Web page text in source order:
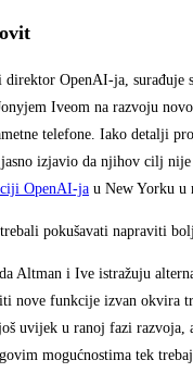
direktor OpenAI-ja, surađuje
Iveom na razvoju
telefone. Iako detalji
izjavio da njihov cilj
OpenAI-ja u New Yorku u
pokušavati napraviti
Altman i Ive istražuju
nove funkcije izvan okvira
uvijek u ranoj fazi razvoja,
mogućnostima tek